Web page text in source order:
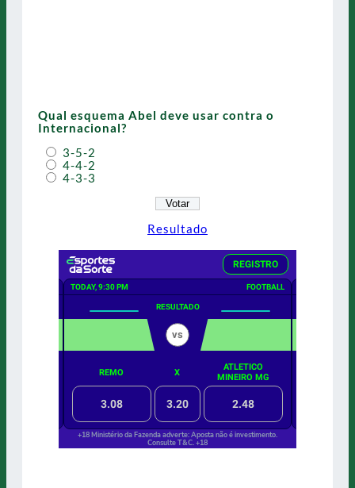
Qual esquema Abel deve usar contra o
Internacional?
3-5-2
4-4-2
4-3-3
Resultado